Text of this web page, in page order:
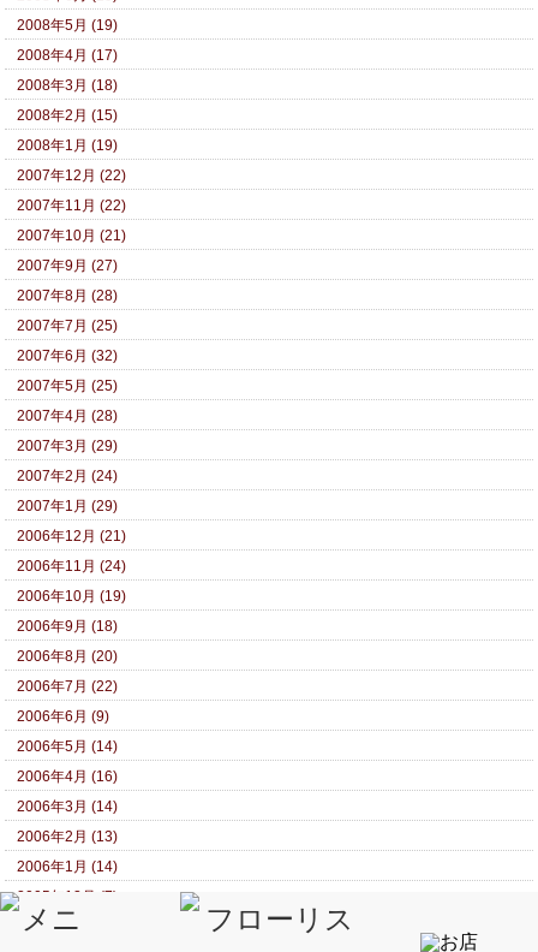
2008年5月 (19)
2008年4月 (17)
2008年3月 (18)
2008年2月 (15)
2008年1月 (19)
2007年12月 (22)
2007年11月 (22)
2007年10月 (21)
2007年9月 (27)
2007年8月 (28)
2007年7月 (25)
2007年6月 (32)
2007年5月 (25)
2007年4月 (28)
2007年3月 (29)
2007年2月 (24)
2007年1月 (29)
2006年12月 (21)
2006年11月 (24)
2006年10月 (19)
2006年9月 (18)
2006年8月 (20)
2006年7月 (22)
2006年6月 (9)
2006年5月 (14)
2006年4月 (16)
2006年3月 (14)
2006年2月 (13)
2006年1月 (14)
2005年12月 (7)
2005年11月 (8)